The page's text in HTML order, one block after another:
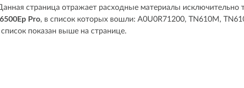
страница отражает расходные материалы исключительно
Pro, в список которых вошли: A0U0R71200, TN610M,
показан выше на странице.